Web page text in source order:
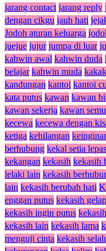
jarang contact jarang reply
dengan cikgu jauh hati
Jodoh aturan keluarga
juejue jujur jumpa di luar
kahwin awal kahwin duda
belajar kahwin muda
kandungan kantoi kantoi
kata putus kawan kawan
kawan sekerja kawan
kecewa kecewa dengan
ketiga kehilangan
berhubung kekal setia
kekangan kekasih kekasih
lelaki lain kekasih
lain kekasih berubah hati
enggan putus kekasih gelap
kekasih ingin putus
kekasih lain kekasih lama
menguji cinta kekasih